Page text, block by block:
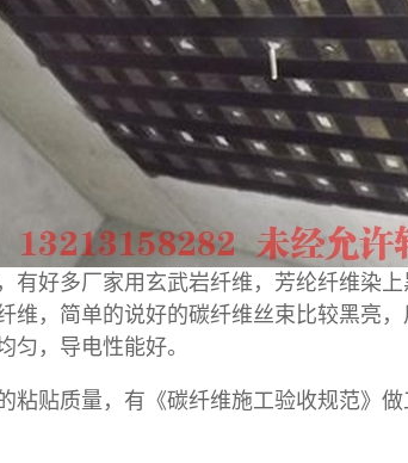
好多厂家用玄武岩纤维，芳纶纤维染上
维，简单的说好的碳纤维丝束比较黑亮
匀，导电性能好。
贴质量，有《碳纤维施工验收规范》做